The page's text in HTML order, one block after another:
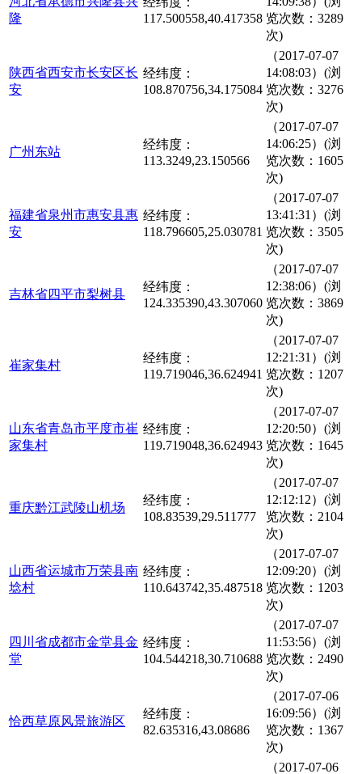
隆
117.500558,40.417358 览次数：3289
次)
陕西省西安市长安区长
安
经纬度：
108.870756,34.175084
（2017-07-07
14:08:03）(浏
览次数：3276
次)
广州东站
经纬度：
113.3249,23.150566
（2017-07-07
14:06:25）(浏
览次数：1605
次)
福建省泉州市惠安县惠
安
经纬度：
118.796605,25.030781
（2017-07-07
13:41:31）(浏
览次数：3505
次)
吉林省四平市梨树县
经纬度：
124.335390,43.307060
（2017-07-07
12:38:06）(浏
览次数：3869
次)
崔家集村
经纬度：
119.719046,36.624941
（2017-07-07
12:21:31）(浏
览次数：1207
次)
山东省青岛市平度市崔
家集村
经纬度：
119.719048,36.624943
（2017-07-07
12:20:50）(浏
览次数：1645
次)
重庆黔江武陵山机场
经纬度：
108.83539,29.511777
（2017-07-07
12:12:12）(浏
览次数：2104
次)
山西省运城市万荣县南
埝村
经纬度：
110.643742,35.487518
（2017-07-07
12:09:20）(浏
览次数：1203
次)
四川省成都市金堂县金
堂
经纬度：
104.544218,30.710688
（2017-07-07
11:53:56）(浏
览次数：2490
次)
恰西草原风景旅游区
经纬度：
82.635316,43.08686
（2017-07-06
16:09:56）(浏
览次数：1367
次)
（2017-07-06